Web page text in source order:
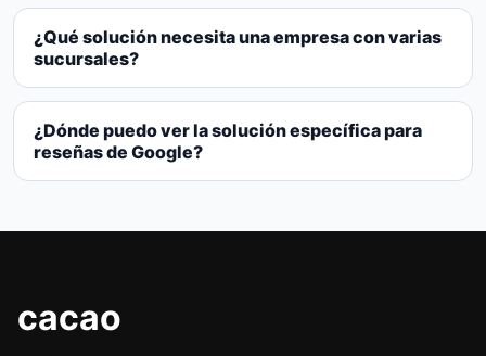
¿Qué solución necesita una empresa con varias
sucursales?
¿Dónde puedo ver la solución específica para
reseñas de Google?
cacao